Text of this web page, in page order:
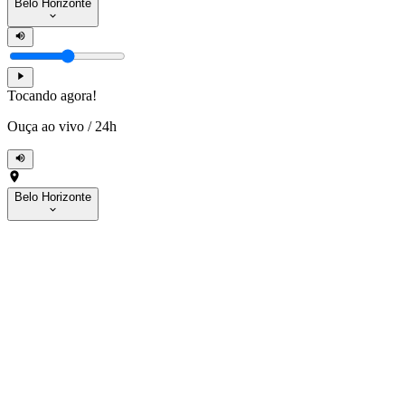
Belo Horizonte
Tocando agora!
Ouça ao vivo / 24h
Belo Horizonte